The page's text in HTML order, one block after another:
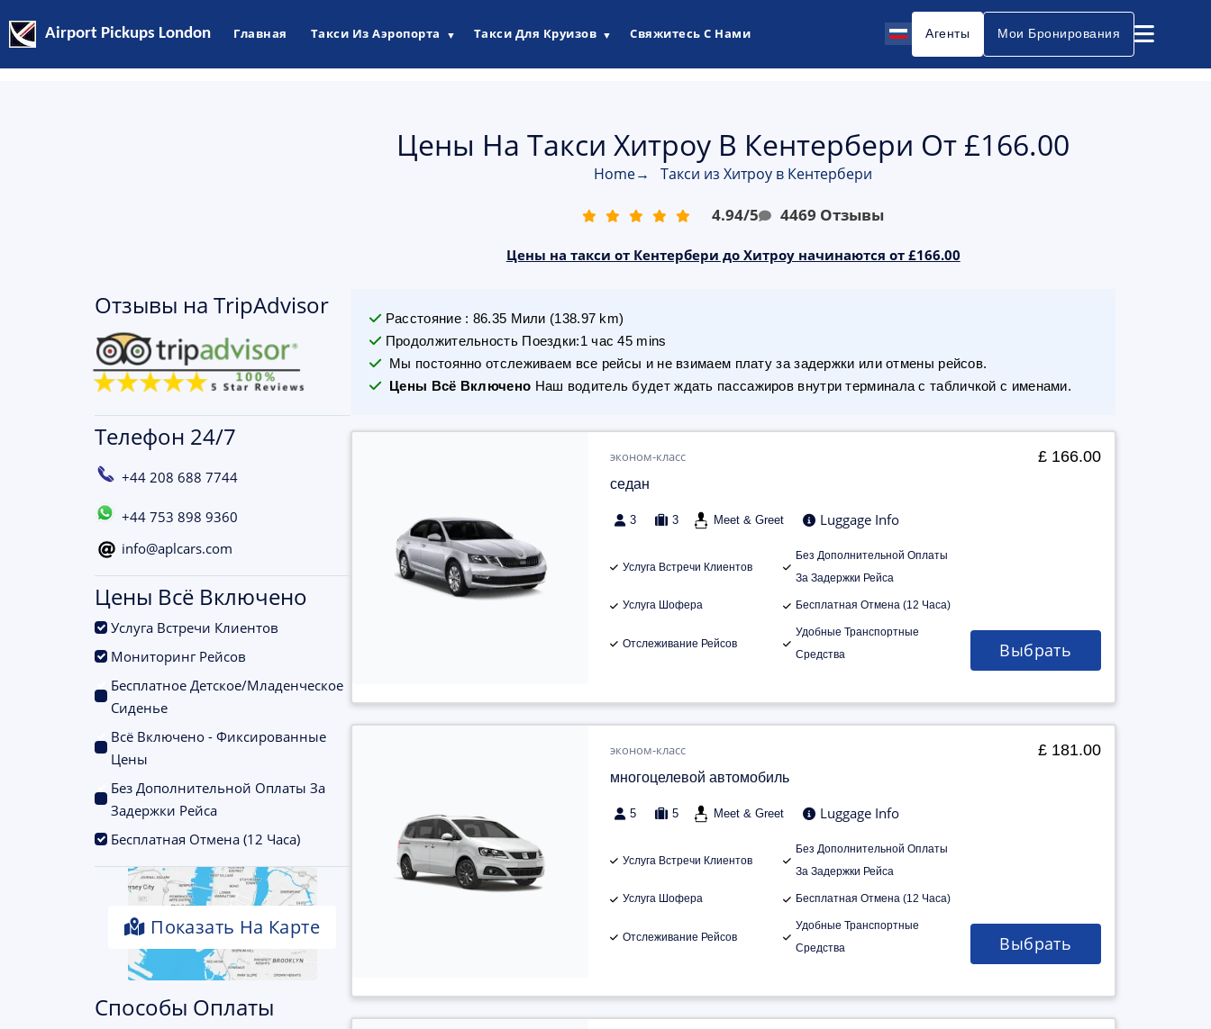
Airport Pickups London Главная Такси Из Аэропорта ▼ Такси Для Круизов ▼ Свяжитесь С Нами Агенты Мои Бронирования
Отзывы на TripAdvisor
Телефон 24/7
+44 208 688 7744
+44 753 898 9360
info@aplcars.com
Цены Всё Включено
Услуга Встречи Клиентов
Мониторинг Рейсов
Бесплатное Детское/Младенческое
Сиденье
Всё Включено - Фиксированные
Цены
Без Дополнительной Оплаты За
Задержки Рейса
Бесплатная Отмена (12 Часа)
Показать На Карте
Способы Оплаты
Цены На Такси Хитроу В Кентербери От £166.00
Home→ Такси из Хитроу в Кентербери
4.94/5 4469 Отзывы
Цены на такси от Кентербери до Хитроу начинаются от £166.00
Расстояние: 86.35 Мили (138.97 km)
Продолжительность Поездки:1 час 45 mins
Мы постоянно отслеживаем все рейсы и не взимаем плату за задержки или отмены рейсов.
Цены Всё Включено Наш водитель будет ждать пассажиров внутри терминала с табличкой с именами.
эконом-класс
седан
3 3 Meet & Greet Luggage Info
Услуга Встречи Клиентов
Без Дополнительной Оплаты
За Задержки Рейса
Услуга Шофера Бесплатная Отмена (12 Часа)
Отслеживание Рейсов
Удобные Транспортные
Средства
£ 166.00
Выбрать
эконом-класс
многоцелевой автомобиль
5 5 Meet & Greet Luggage Info
Услуга Встречи Клиентов
Без Дополнительной Оплаты
За Задержки Рейса
Услуга Шофера Бесплатная Отмена (12 Часа)
Отслеживание Рейсов
Удобные Транспортные
Средства
£ 181.00
Выбрать